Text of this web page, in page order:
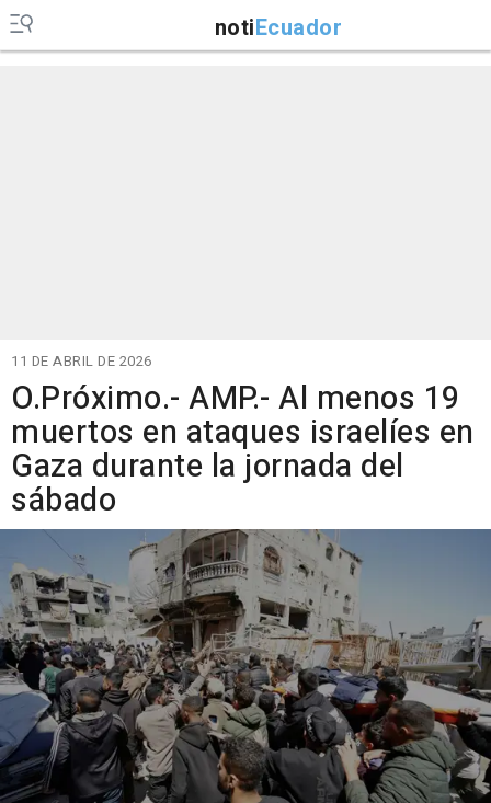
notiEcuador
11 DE ABRIL DE 2026
O.Próximo.- AMP.- Al menos 19
muertos en ataques israelíes en
Gaza durante la jornada del
sábado